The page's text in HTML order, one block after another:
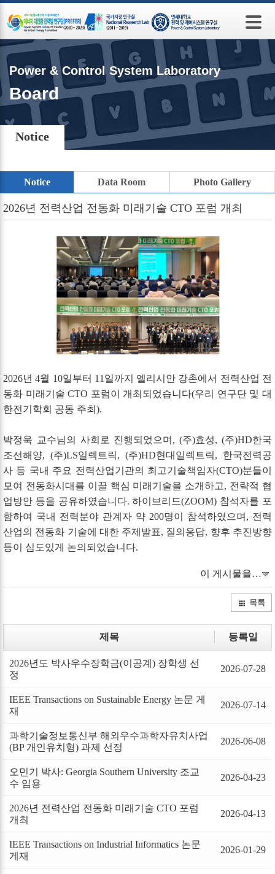
Power & Control System Laboratory
Board
Notice
Notice Data Room Photo Gallery
2026년 전력산업 전동화 미래기술 CTO 포럼 개최
2026년 4월 10일부터 11일까지 엘리시안 강촌에서 전력산업 전
동화 미래기술 CTO 포럼이 개최되었습니다(우리 연구단 및 대
한전기학회 공동 주최).
박정욱 교수님의 사회로 진행되었으며, (주)효성, (주)HD한국
조선해양, (주)LS일렉트릭, (주)HD현대일렉트릭, 한국전력공
사 등 국내 주요 전력산업기관의 최고기술책임자(CTO)분들이
모여 전동화시대를 이끌 핵심 미래기술을 소개하고, 전략적 협
업방안 등을 공유하였습니다. 하이브리드(ZOOM) 참석자를 포
함하여 국내 전력분야 관계자 약 200명이 참석하였으며, 전력
산업의 전동화 기술에 대한 주제발표, 질의응답, 향후 추진방향
등이 심도있게 논의되었습니다.
이 게시물을…
목록
제목 등록일
2026년도 박사우수장학금(이공계) 장학생 선
정
2026-07-28
IEEE Transactions on Sustainable Energy 논문 게
재
2026-07-14
과학기술정보통신부 해외우수과학자유치사업
(BP 개인유치형) 과제 선정
2026-06-08
오민기 박사: Georgia Southern University 조교
수 임용
2026-04-23
2026년 전력산업 전동화 미래기술 CTO 포럼
개최
2026-04-13
IEEE Transactions on Industrial Informatics 논문
게재
2026-01-29